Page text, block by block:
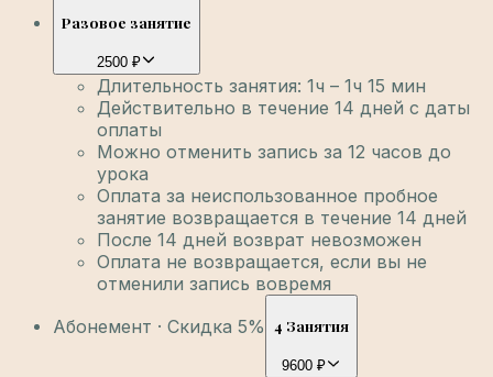
Разовое занятие
2500 ₽
Длительность занятия: 1ч – 1ч 15 мин
Действительно в течение 14 дней с даты
оплаты
Можно отменить запись за 12 часов до
урока
Оплата за неиспользованное пробное
занятие возвращается в течение 14 дней
После 14 дней возврат невозможен
Оплата не возвращается, если вы не
отменили запись вовремя
Абонемент · Скидка 5% 4 Занятия
9600 ₽